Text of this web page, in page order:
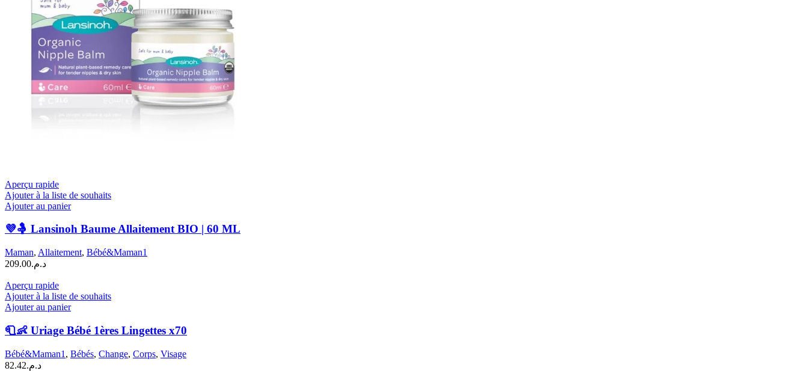
Aperçu rapide
Ajouter à la liste de souhaits
Ajouter au panier
💜🤱 Lansinoh Baume Allaitement BIO | 60 ML
Maman, Allaitement, Bébé&Maman1
د.م.209.00
Aperçu rapide
Ajouter à la liste de souhaits
Ajouter au panier
🧻👶 Uriage Bébé 1ères Lingettes x70
Bébé&Maman1 , Bébés, Change, Corps, Visage
د.م.82.42